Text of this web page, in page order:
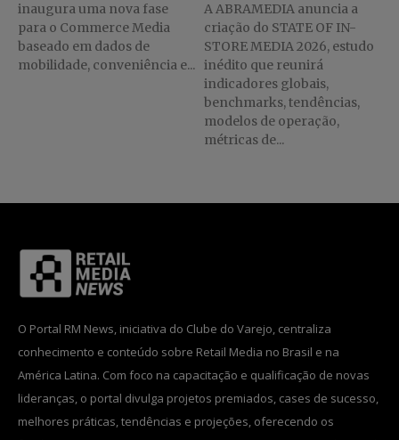
inaugura uma nova fase
para o Commerce Media
baseado em dados de
mobilidade, conveniência e...
A ABRAMEDIA anuncia a
criação do STATE OF IN-
STORE MEDIA 2026, estudo
inédito que reunirá
indicadores globais,
benchmarks, tendências,
modelos de operação,
métricas de...
O Portal RM News, iniciativa do Clube do Varejo, centraliza
conhecimento e conteúdo sobre Retail Media no Brasil e na
América Latina. Com foco na capacitação e qualificação de novas
lideranças, o portal divulga projetos premiados, cases de sucesso,
melhores práticas, tendências e projeções, oferecendo os